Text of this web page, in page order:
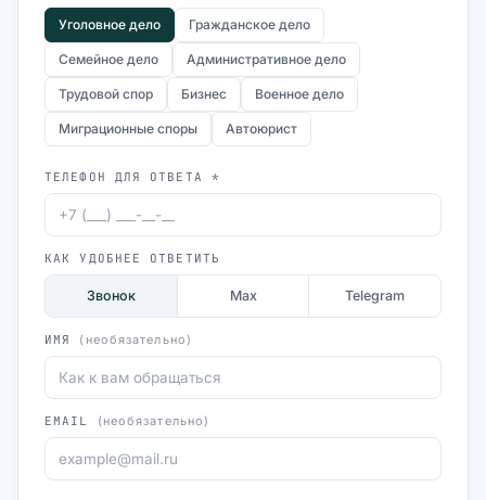
Уголовное дело Гражданское дело
Семейное дело Административное дело
Трудовой спор Бизнес Военное дело
Миграционные споры Автоюрист
ТЕЛЕФОН ДЛЯ ОТВЕТА *
КАК УДОБНЕЕ ОТВЕТИТЬ
Звонок Max Telegram
ИМЯ (необязательно)
EMAIL (необязательно)